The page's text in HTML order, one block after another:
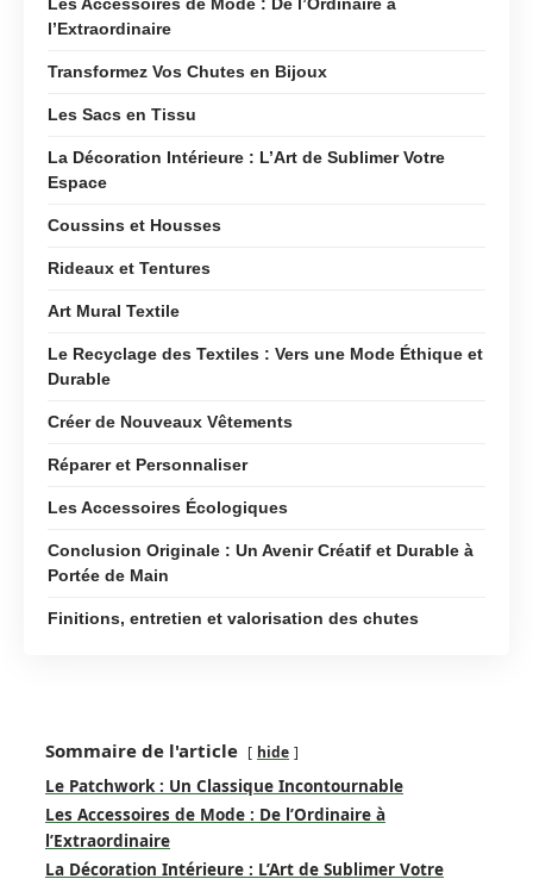
l’Extraordinaire
Transformez Vos Chutes en Bijoux
Les Sacs en Tissu
La Décoration Intérieure : L’Art de Sublimer Votre
Espace
Coussins et Housses
Rideaux et Tentures
Art Mural Textile
Le Recyclage des Textiles : Vers une Mode Éthique et
Durable
Créer de Nouveaux Vêtements
Réparer et Personnaliser
Les Accessoires Écologiques
Conclusion Originale : Un Avenir Créatif et Durable à
Portée de Main
Finitions, entretien et valorisation des chutes
Sommaire de l'article hide
Le Patchwork : Un Classique Incontournable
Les Accessoires de Mode : De l’Ordinaire à
l’Extraordinaire
La Décoration Intérieure : L’Art de Sublimer Votre